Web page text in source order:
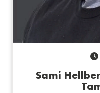
Sami